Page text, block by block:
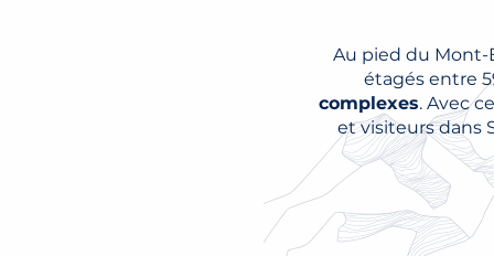
Au pied du Mont-
étagés entre
complexes. Avec
et visiteurs dans